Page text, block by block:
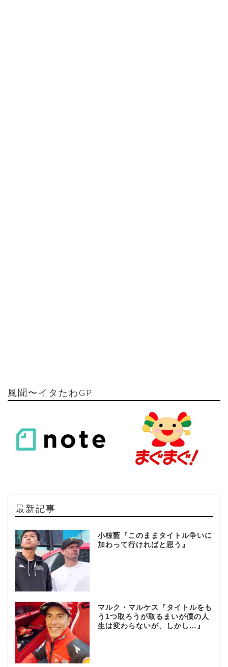
風聞〜イタたわGP
最新記事
小椋藍『このままタイトル争いに
加わって行ければと思う』
マルク・マルケス『タイトルをも
う1つ取ろうが取るまいが僕の人
生は変わらないが、しかし…』